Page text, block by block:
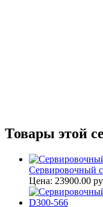
Товары этой
Сервировочный
Цена: 23900.00